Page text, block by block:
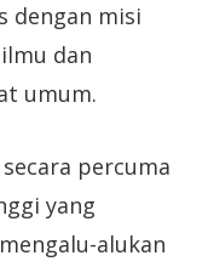
dengan misi
dan
umum.
percuma
yang
alukan